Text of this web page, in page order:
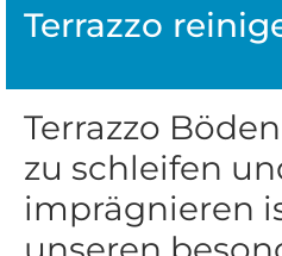
Terrazzo
Terrazzo
zu schleifen
imprägnieren